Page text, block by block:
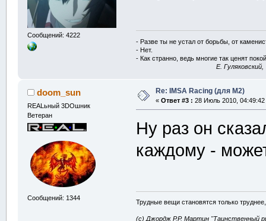
Сообщений: 4222
- Разве ты не устал от борьбы, от
- Нет.
- Как странно, ведь многие так ценят
E.
doom_sun
REALьный 3DOшник
Ветеран
Сообщений: 1344
Re: IMSA Racing (для M2)
« Ответ #3 : 28 Июль 2010, 04:49:42
Ну раз он
каждому -
Трудные вещи становятся только
(с) Джордж Р.Р. Мартин "Таинственный